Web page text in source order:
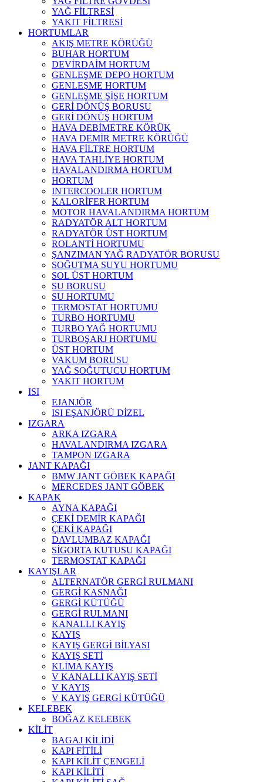
YAĞ FİLTRESİ
YAKIT FİLTRESİ
HORTUMLAR
AKIŞ METRE KÖRÜĞÜ
BUHAR HORTUM
DEVİRDAİM HORTUM
GENLEŞME DEPO HORTUM
GENLEŞME HORTUM
GENLEŞME ŞİŞE HORTUM
GERİ DÖNÜŞ BORUSU
GERİ DÖNÜŞ HORTUM
HAVA DEBİMETRE KÖRÜK
HAVA DEMİR METRE KÖRÜĞÜ
HAVA FİLTRE HORTUM
HAVA TAHLİYE HORTUM
HAVALANDIRMA HORTUM
HORTUM
INTERCOOLER HORTUM
KALORİFER HORTUM
MOTOR HAVALANDIRMA HORTUM
RADYATÖR ALT HORTUM
RADYATÖR ÜST HORTUM
ROLANTİ HORTUMU
ŞANZIMAN YAĞ RADYATÖR BORUSU
SOĞUTMA SUYU HORTUMU
SOL ÜST HORTUM
SU BORUSU
SU HORTUMU
TERMOSTAT HORTUMU
TURBO HORTUMU
TURBO YAĞ HORTUMU
TURBOŞARJ HORTUMU
ÜST HORTUM
VAKUM BORUSU
YAĞ SOĞUTUCU HORTUM
YAKIT HORTUM
ISI
EJANJÖR
ISI EŞANJÖRÜ DİZEL
IZGARA
ARKA IZGARA
HAVALANDIRMA IZGARA
TAMPON IZGARA
JANT KAPAĞI
BMW JANT GÖBEK KAPAĞI
MERCEDES JANT GÖBEK
KAPAK
AYNA KAPAĞI
ÇEKİ DEMİR KAPAĞI
ÇEKİ KAPAĞI
DAVLUMBAZ KAPAĞI
SİGORTA KUTUSU KAPAĞI
TERMOSTAT KAPAĞI
KAYIŞLAR
ALTERNATÖR GERGİ RULMANI
GERGİ KASNAĞI
GERGİ KÜTÜĞÜ
GERGİ RULMANI
KANALLI KAYIŞ
KAYIŞ
KAYIŞ GERGİ BİLYASI
KAYIŞ SETİ
KLİMA KAYIŞ
V KANALLI KAYIŞ SETİ
V KAYIŞ
V KAYIŞ GERGİ KÜTÜĞÜ
KELEBEK
BOĞAZ KELEBEK
KİLİT
BAGAJ KİLİDİ
KAPI FİTİLİ
KAPI KİLİT ÇENGELİ
KAPI KİLİTİ